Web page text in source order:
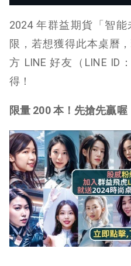
2024 年群益期貨「智
限，若想獲得此本桌曆
方 LINE 好友（LINE ID
得！
限量 200 本！先搶先贏喔